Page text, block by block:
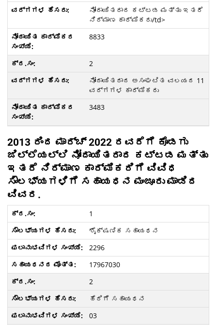
ನೋಂದಾಯಿತರಾದ ಕಟ್ಟಡ ಮತ್ತು ಇತರೆ
ನಿರ್ಮಾಣ ಕಾರ್ಮಿಕರು/td>
8833
2
ನೋಂದಾಯಿತರಾದ ಅಸಂಘಟಿತ ವಲಯದ 11
ವರ್ಗಗಳ ಕಾರ್ಮಿಕರು
3483
2013 ರಿಂದ ಮಾರ್ಚ್ 2022 ರವರೆಗೆ ಕೊಡಗು
ಜಿಲ್ಲೆಯಲ್ಲಿ ನೋಂದಾಯಿತರಾದ ಕಟ್ಟಡ ಮತ್ತು
ಇತರೆ ನಿರ್ಮಾಣ ಕಾರ್ಮಿಕರಿಗೆ ವಿವಿಧ
ಸೌಲಭ್ಯಗಳಿಗೆ ಸಹಾಯಧನ ಮಂಜೂರು ಮಾಡಿದ
ವಿವರ.
1
ಶೈಕ್ಷಣಿಕ ಸಹಾಯಧನ
2296
17967030
2
ಹೆರಿಗೆ ಸಹಾಯಧನ
03